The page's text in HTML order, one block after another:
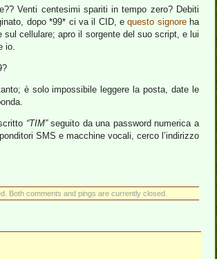
Venti centesimi spariti in tempo zero? Debiti
dopo *99* ci va il CID, equesto signoreha
cellulare; apro il sorgente del suo script, e lui
io.
è solo impossibile leggere la posta, date le
“TIM”seguito da una password numerica a
SMS e macchine vocali, cerco l’indirizzo
Both comments and pings are currently closed.